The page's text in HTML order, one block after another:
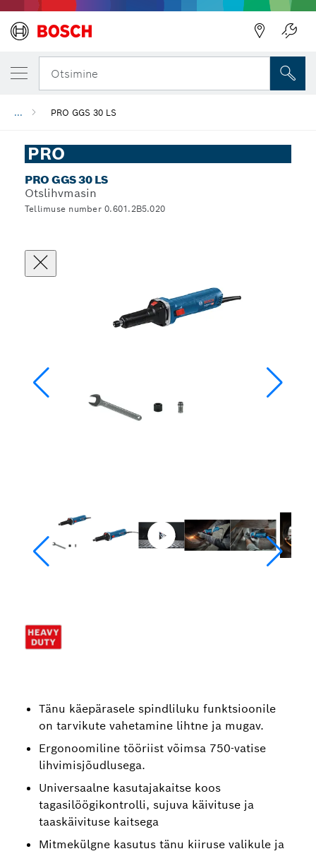
Otsimine
... PRO GGS 30 LS
PRO
PRO GGS 30 LS
Otslihvmasin
Tellimuse number 0.601.2B5.020
Tänu käepärasele spindliluku funktsioonile
on tarvikute vahetamine lihtne ja mugav.
Ergonoomiline tööriist võimsa 750-vatise
lihvimisjõudlusega.
Universaalne kasutajakaitse koos
tagasilöögikontrolli, sujuva käivituse ja
taaskäivituse kaitsega
Mitmekülgne kasutus tänu kiiruse valikule ja